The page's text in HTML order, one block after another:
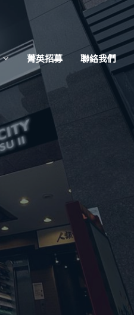
菁英招募 聯絡我們